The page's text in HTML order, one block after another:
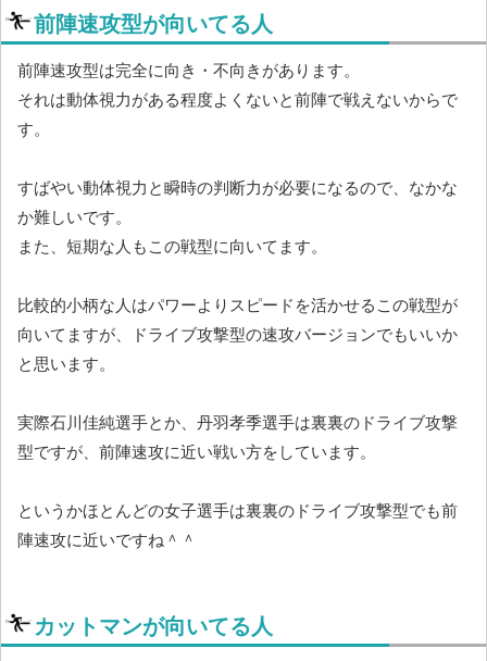
前陣速攻型が向いてる人
前陣速攻型は完全に向き・不向きがあります。
それは動体視力がある程度よくないと前陣で戦えないからで
す。
すばやい動体視力と瞬時の判断力が必要になるので、なかな
か難しいです。
また、短期な人もこの戦型に向いてます。
比較的小柄な人はパワーよりスピードを活かせるこの戦型が
向いてますが、ドライブ攻撃型の速攻バージョンでもいいか
と思います。
実際石川佳純選手とか、丹羽孝季選手は裏裏のドライブ攻撃
型ですが、前陣速攻に近い戦い方をしています。
というかほとんどの女子選手は裏裏のドライブ攻撃型でも前
陣速攻に近いですね＾＾
カットマンが向いてる人